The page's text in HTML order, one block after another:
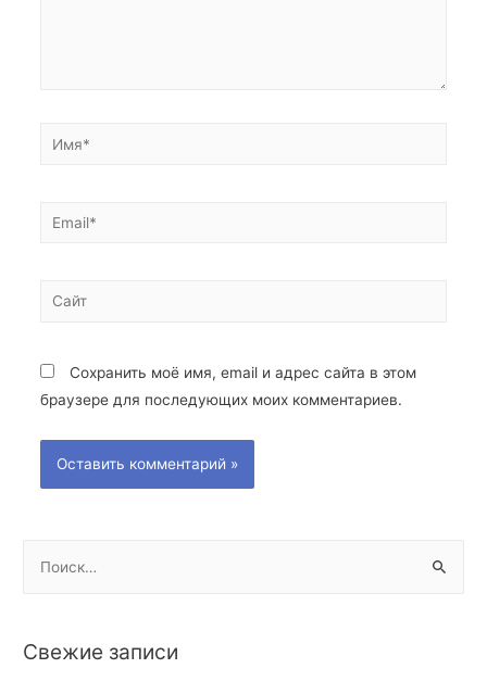
Сохранить моё имя, email и адрес сайта в этом
браузере для последующих моих комментариев.
Свежие записи